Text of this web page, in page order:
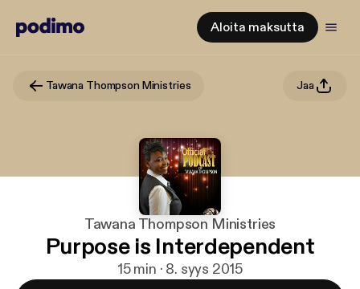
Aloita maksutta
Tawana Thompson Ministries Jaa
Tawana Thompson Ministries
Purpose is Interdependent
15 min · 8. syys 2015